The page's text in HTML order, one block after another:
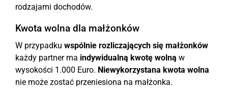
rodzajami dochodów.
Kwota wolna dla małżonków
W przypadku wspólnie rozliczających się małżonków
każdy partner ma indywidualną kwotę wolną w
wysokości 1.000 Euro. Niewykorzystana kwota wolna
nie może zostać przeniesiona na małżonka.